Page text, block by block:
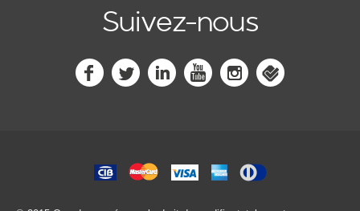
Suivez-nous